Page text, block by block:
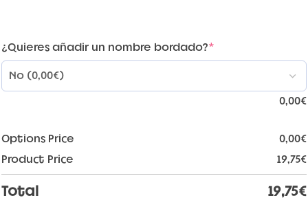
¿Quieres añadir un nombre bordado?*
0,00€
Options Price 0,00€
Product Price
19,75€
Total 19,75€